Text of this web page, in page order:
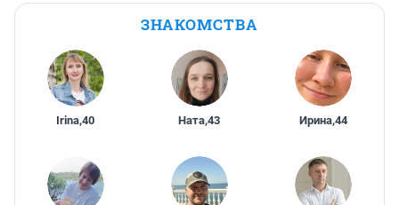
ЗНАКОМСТВА
Irina,40 Ната,43 Ирина,44